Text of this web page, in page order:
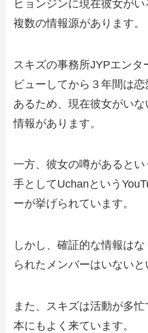
ヒョンジンに現在彼女がい
複数の情報源があります。
スキズの事務所JYPエン
ビューしてから３年間は
あるため、現在彼女がい
情報があります。
一方、彼女の噂があると
手としてUchanという
ーが挙げられています。
しかし、確証的な情報は
られたメンバーはいないと
また、スキズは活動が多
本にもよく来ています。